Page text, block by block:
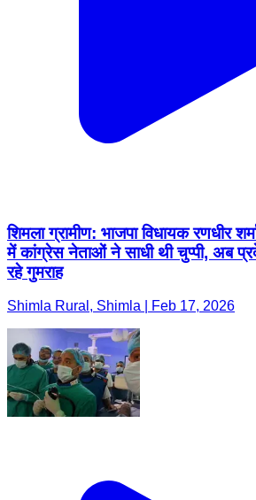
शिमला ग्रामीण: भाजपा विधायक रणधीर
में कांग्रेस नेताओं ने साधी थी चुप्पी, अब
रहे गुमराह
Shimla Rural, Shimla | Feb 17, 2026